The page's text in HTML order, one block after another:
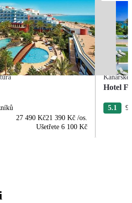
27 490 Kč21 390 Kč /os.
Ušetřete 6 100 Kč
Kanárské
Hotel
5.1